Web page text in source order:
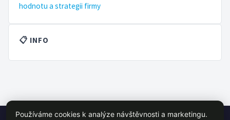
hodnotu a strategii firmy
📋 INFO
Používáme cookies k analýze návštěvnosti a marketingu.